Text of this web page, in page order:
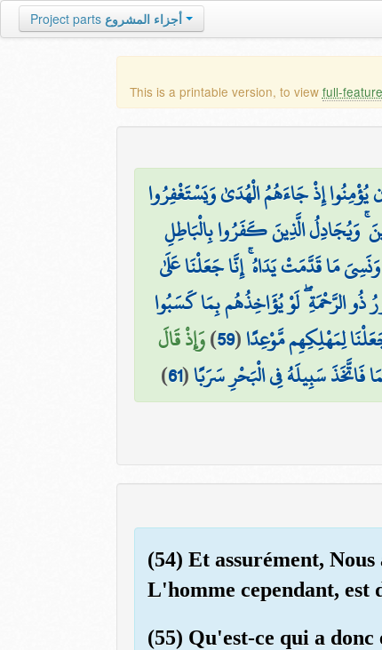
Project parts أجزاء المشروع
This is a printable version, to view full-
يُؤْمِنُوا إِذْ جَاءَهُمُ الْهُدَىٰ وَيَسْتَغْفِرُوا
وَيُجَادِلُ الَّذِينَ كَفَرُوا بِالْبَاطِلِ
مَا قَدَّمَتْ يَدَاهُ ۚ إِنَّا جَعَلْنَا عَلَىٰ
ذُو الرَّحْمَةِ ۖ لَوْ يُؤَاخِذُهُم بِمَا كَسَبُوا
لِمَهْلِكِهِم مَّوْعِدًا(
59
)وَإِذْ قَالَ
فَاتَّخَذَ سَبِيلَهُ فِي الْبَحْرِ سَرَبًا(
61
)
(54) Et assurément,
L'homme cependant, est
(55) Qu'est-ce qui a donc